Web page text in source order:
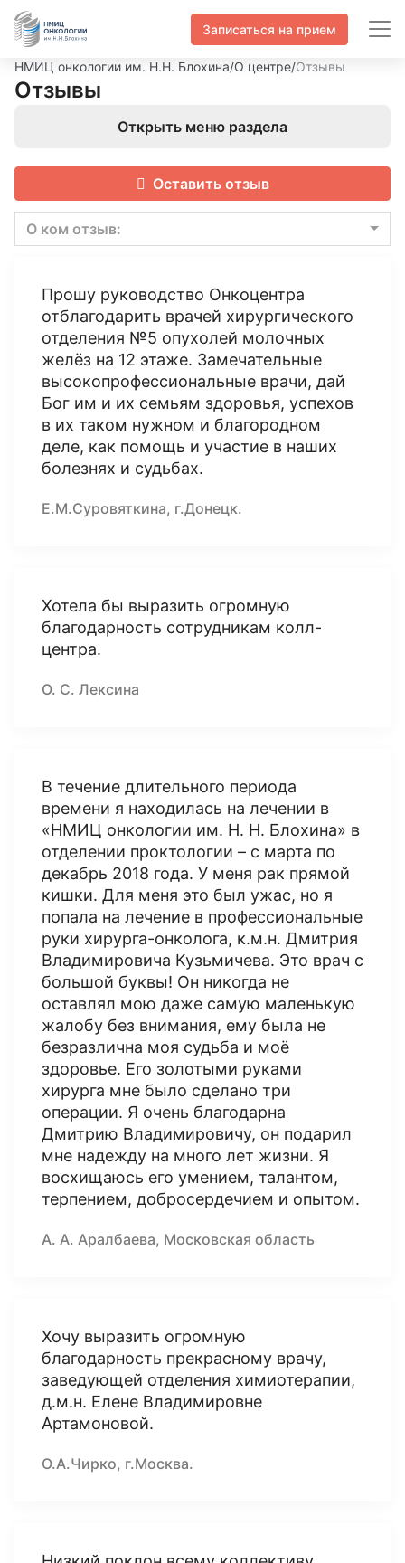
Записаться на прием
НМИЦ онкологии им. Н.Н. Блохина/О центре/Отзывы
Отзывы
Открыть меню раздела
Оставить отзыв
О ком отзыв:
Прошу руководство Онкоцентра
отблагодарить врачей хирургического
отделения №5 опухолей молочных
желёз на 12 этаже. Замечательные
высокопрофессиональные врачи, дай
Бог им и их семьям здоровья, успехов
в их таком нужном и благородном
деле, как помощь и участие в наших
болезнях и судьбах.
Е.М.Суровяткина, г.Донецк.
Хотела бы выразить огромную
благодарность сотрудникам колл-
центра.
О. С. Лексина
В течение длительного периода
времени я находилась на лечении в
«НМИЦ онкологии им. Н. Н. Блохина» в
отделении проктологии – с марта по
декабрь 2018 года. У меня рак прямой
кишки. Для меня это был ужас, но я
попала на лечение в профессиональные
руки хирурга-онколога, к.м.н. Дмитрия
Владимировича Кузьмичева. Это врач с
большой буквы! Он никогда не
оставлял мою даже самую маленькую
жалобу без внимания, ему была не
безразлична моя судьба и моё
здоровье. Его золотыми руками
хирурга мне было сделано три
операции. Я очень благодарна
Дмитрию Владимировичу, он подарил
мне надежду на много лет жизни. Я
восхищаюсь его умением, талантом,
терпением, добросердечием и опытом.
А. А. Аралбаева, Московская область
Хочу выразить огромную
благодарность прекрасному врачу,
заведующей отделения химиотерапии,
д.м.н. Елене Владимировне
Артамоновой.
О.А.Чирко, г.Москва.